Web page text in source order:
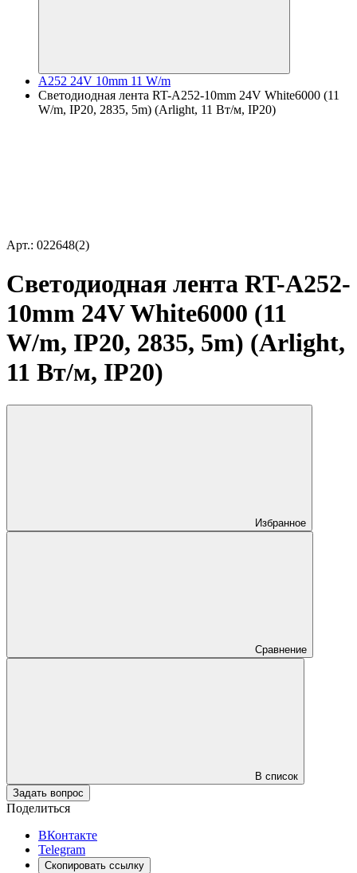
A252 24V 10mm 11 W/m
Светодиодная лента RT-A252-10mm 24V White6000 (11
W/m, IP20, 2835, 5m) (Arlight, 11 Вт/м, IP20)
Арт.: 022648(2)
Светодиодная лента RT-A252-
10mm 24V White6000 (11
W/m, IP20, 2835, 5m) (Arlight,
11 Вт/м, IP20)
Избранное
Сравнение
В список
Задать вопрос
Поделиться
ВКонтакте
Telegram
Скопировать ссылку